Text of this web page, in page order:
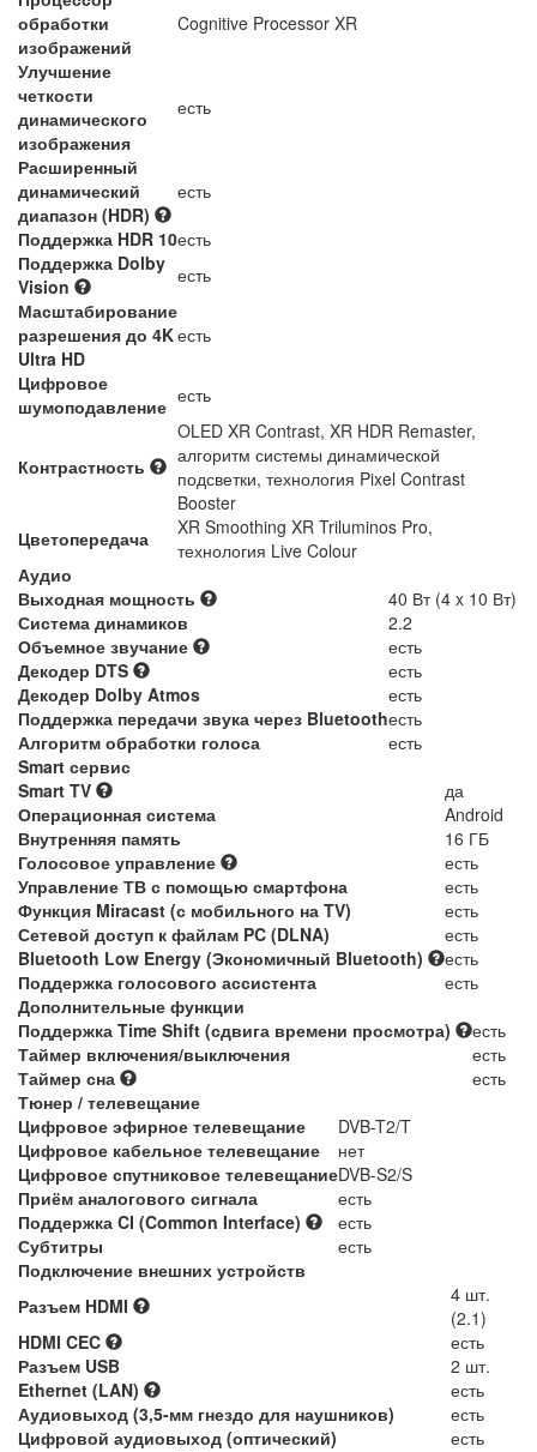
обработки
изображений
Cognitive Processor XR
Улучшение
четкости
динамического
изображения
есть
Расширенный
динамический
диапазон (HDR)
есть
Поддержка HDR 10есть
Поддержка Dolby
Vision
есть
Масштабирование
разрешения до 4K
Ultra HD
есть
Цифровое
шумоподавление есть
Контрастность
OLED XR Contrast, XR HDR Remaster,
алгоритм системы динамической
подсветки, технология Pixel Contrast
Booster
Цветопередача
XR Smoothing XR Triluminos Pro,
технология Live Colour
Аудио
Выходная мощность
40 Вт (4 x 10 Вт)
Система динамиков
2.2
Объемное звучание
есть
Декодер DTS
есть
Декодер Dolby Atmos
есть
Поддержка передачи звука через Bluetoothесть
Алгоритм обработки голоса
есть
Smart сервис
Smart TV
да
Операционная система
Android
Внутренняя память
16 ГБ
Голосовое управление
есть
Управление ТВ с помощью смартфона
есть
Функция Miracast (с мобильного на TV)
есть
Сетевой доступ к файлам PC (DLNA)
есть
Bluetooth Low Energy (Экономичный Bluetooth)
есть
Поддержка голосового ассистента
есть
Дополнительные функции
Поддержка Time Shift (сдвига времени просмотра)
есть
Таймер включения/выключения
есть
Таймер сна
есть
Тюнер / телевещание
Цифровое эфирное телевещание
DVB-T2/T
Цифровое кабельное телевещание
нет
Цифровое спутниковое телевещаниеDVB-S2/S
Приём аналогового сигнала
есть
Поддержка CI (Common Interface)
есть
Субтитры
есть
Подключение внешних устройств
Разъем HDMI
4 шт.
(2.1)
HDMI CEC
есть
Разъем USB
2 шт.
Ethernet (LAN)
есть
Аудиовыход (3,5-мм гнездо для наушников)
есть
Цифровой аудиовыход (оптический)
есть